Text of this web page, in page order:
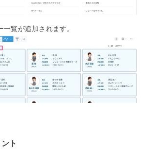
一覧が追加されます。
ト